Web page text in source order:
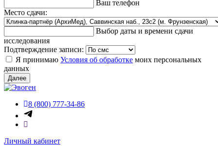
Ваш телефон
Место сдачи:
Выбор даты и времени сдачи
исследования
Подтверждение записи:
Я принимаю Условия об обработке моих персональных
данных
Далее
8 (800) 777-34-86
Личный кабинет